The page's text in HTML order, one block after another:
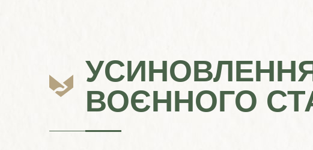
УСИНОВЛЕННЯ
ВОЄННОГО